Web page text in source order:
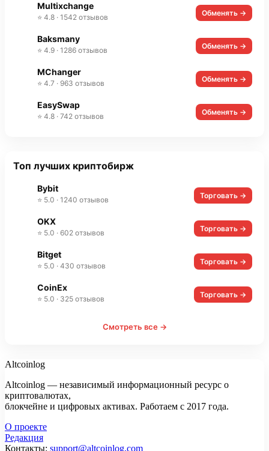
Multixchange
⭐ 4.8 · 1542 отзывов Обменять →
Baksmany
⭐ 4.9 · 1286 отзывов Обменять →
MChanger
⭐ 4.7 · 963 отзывов Обменять →
EasySwap
⭐ 4.8 · 742 отзывов Обменять →
Топ лучших криптобирж
Bybit
⭐ 5.0 · 1240 отзывов Торговать →
OKX
⭐ 5.0 · 602 отзывов Торговать →
Bitget
⭐ 5.0 · 430 отзывов Торговать →
CoinEx
⭐ 5.0 · 325 отзывов Торговать →
Смотреть все →
Altcoinlog
Altcoinlog — независимый информационный ресурс о
криптовалютах,
блокчейне и цифровых активах. Работаем с 2017 года.
О проекте
Редакция
Контакты: support@altcoinlog.com